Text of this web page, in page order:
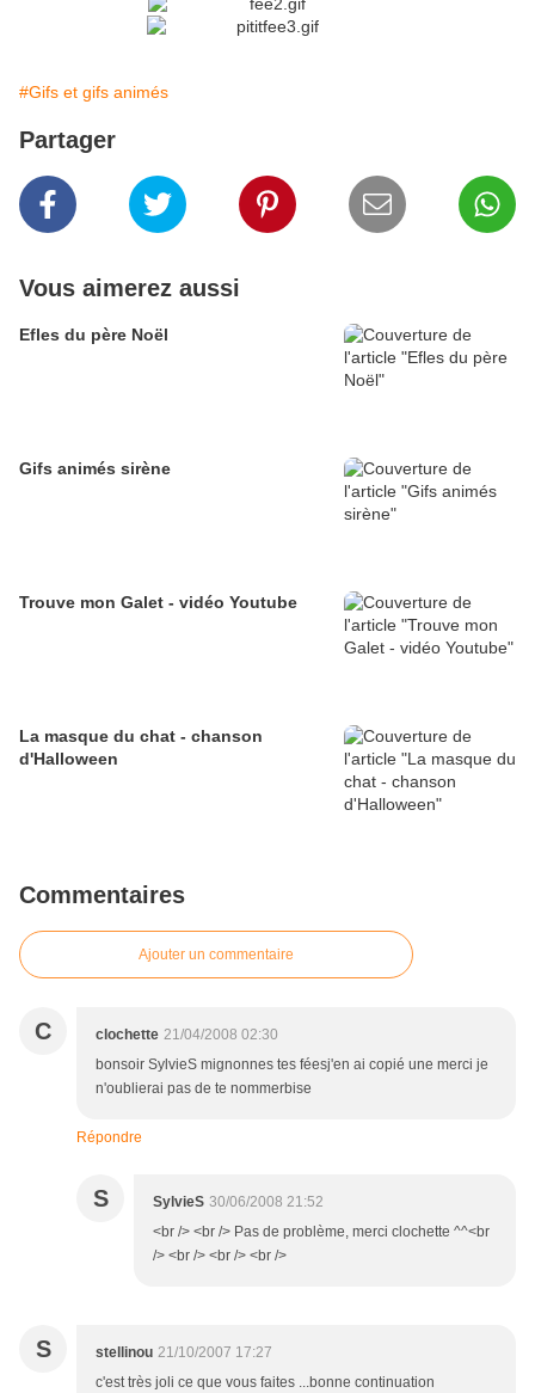
#Gifs et gifs animés
Partager
Vous aimerez aussi
Efles du père Noël
Gifs animés sirène
Trouve mon Galet - vidéo Youtube
La masque du chat - chanson
d'Halloween
Commentaires
Ajouter un commentaire
C clochette 21/04/2008 02:30
bonsoir SylvieS mignonnes tes féesj'en ai copié une merci je
n'oublierai pas de te nommerbise
Répondre
S SylvieS 30/06/2008 21:52
<br /> <br /> Pas de problème, merci clochette ^^<br
/> <br /> <br /> <br />
S stellinou 21/10/2007 17:27
c'est très joli ce que vous faites ...bonne continuation